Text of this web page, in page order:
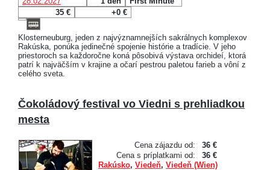
35 €
+0 €
Klosterneuburg, jeden z najvýznamnejších sakrálnych komplexov
Rakúska, ponúka jedinečné spojenie histórie a tradície. V jeho
priestoroch sa každoročne koná pôsobivá výstava orchideí, ktorá
patrí k najväčším v krajine a očarí pestrou paletou farieb a vôní z
celého sveta.
Čokoládový festival vo Viedni s prehliadkou
mesta
Cena zájazdu od:
36 €
Cena s príplatkami od:
36 €
Rakúsko, Viedeň, Viedeň (Wien)